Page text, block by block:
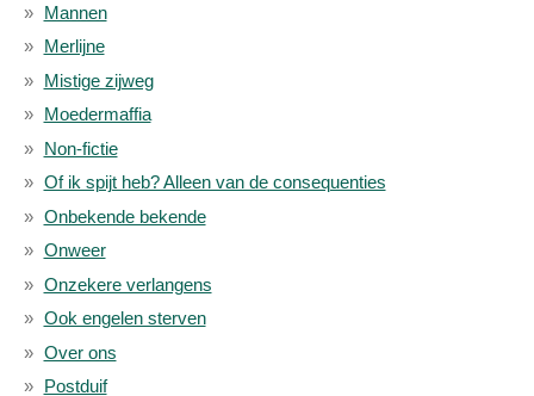
Mannen
Merlijne
Mistige zijweg
Moedermaffia
Non-fictie
Of ik spijt heb? Alleen van de consequenties
Onbekende bekende
Onweer
Onzekere verlangens
Ook engelen sterven
Over ons
Postduif